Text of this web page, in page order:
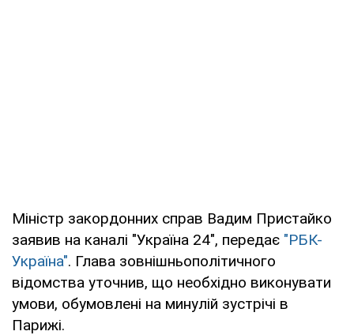
Міністр закордонних справ Вадим Пристайко
заявив на каналі "Україна 24", передає "РБК-
Україна". Глава зовнішньополітичного
відомства уточнив, що необхідно виконувати
умови, обумовлені на минулій зустрічі в
Парижі.